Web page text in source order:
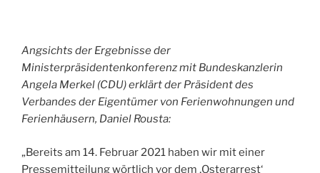
Angsichts der Ergebnisse der
Ministerpräsidentenkonferenz mit Bundeskanzlerin
Angela Merkel (CDU) erklärt der Präsident des
Verbandes der Eigentümer von Ferienwohnungen und
Ferienhäusern, Daniel Rousta:
„Bereits am 14. Februar 2021 haben wir mit einer
Pressemitteilung wörtlich vor dem ‚Osterarrest‘